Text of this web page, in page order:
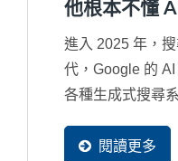
他根本不懂
進入 2025 年，
代，Google 的
各種生成式搜尋
閱讀更多